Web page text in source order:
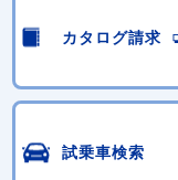
カタログ請求
試乗車検索